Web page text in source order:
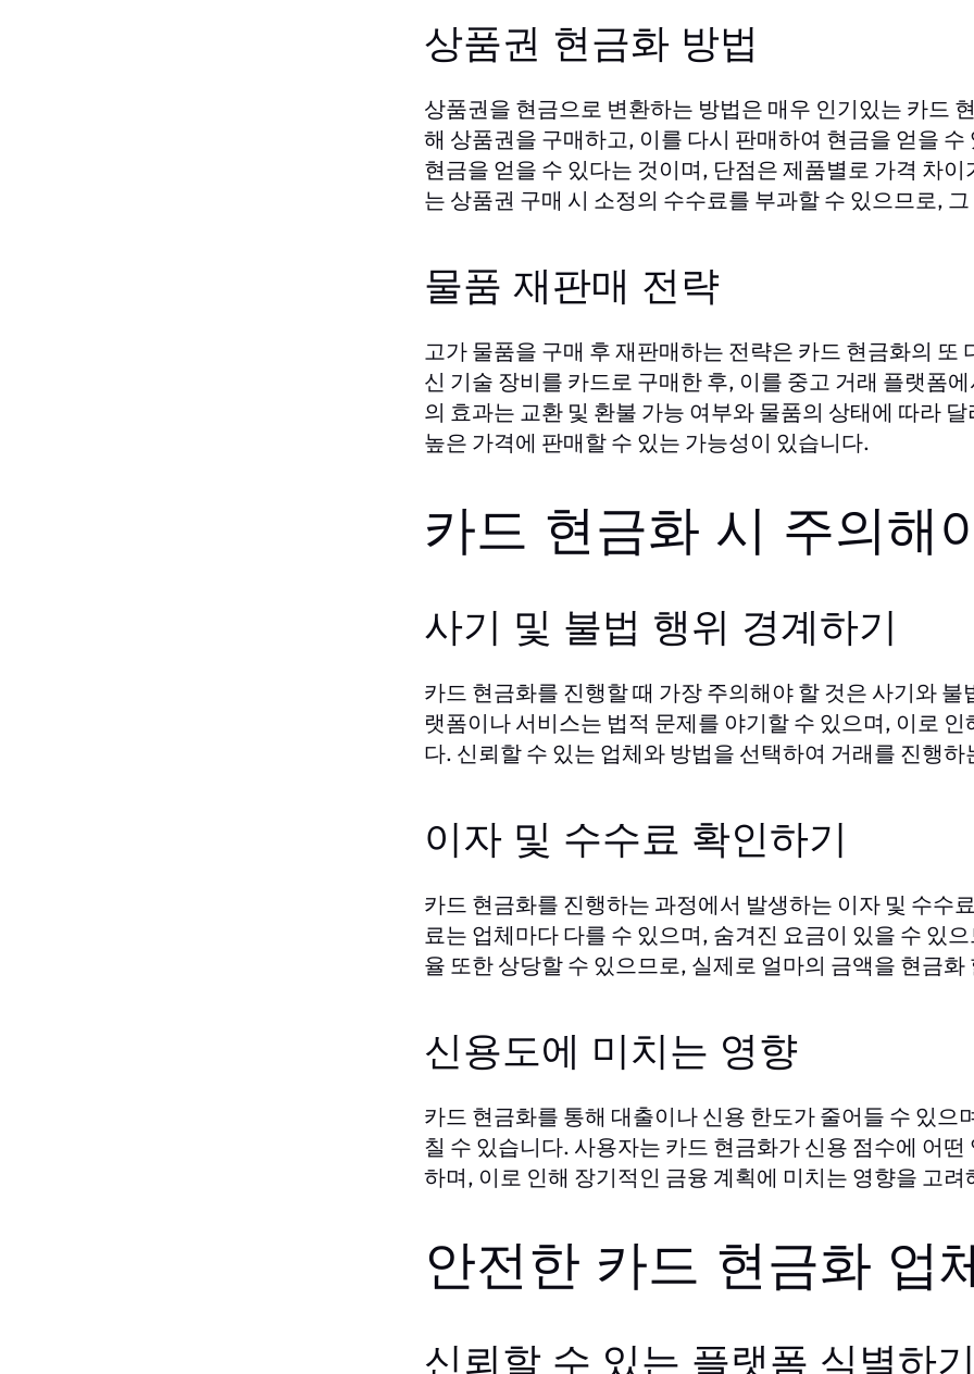
상품권 현금화 방법
상품권을 현금으로 변환하는 방법은 매우 인기있는 카드
해 상품권을 구매하고, 이를 다시 판매하여 현금을 얻을
현금을 얻을 수 있다는 것이며, 단점은 제품별로 가격 차
는 상품권 구매 시 소정의 수수료를 부과할 수 있으므로,
물품 재판매 전략
고가 물품을 구매 후 재판매하는 전략은 카드 현금화의
신 기술 장비를 카드로 구매한 후, 이를 중고 거래 플랫폼
의 효과는 교환 및 환불 가능 여부와 물품의 상태에 따라
높은 가격에 판매할 수 있는 가능성이 있습니다.
카드 현금화 시 주의해
사기 및 불법 행위 경계하기
카드 현금화를 진행할 때 가장 주의해야 할 것은 사기와
랫폼이나 서비스는 법적 문제를 야기할 수 있으며, 이로
다. 신뢰할 수 있는 업체와 방법을 선택하여 거래를 진행
이자 및 수수료 확인하기
카드 현금화를 진행하는 과정에서 발생하는 이자 및 수수
료는 업체마다 다를 수 있으며, 숨겨진 요금이 있을 수 있
율 또한 상당할 수 있으므로, 실제로 얼마의 금액을 현금
신용도에 미치는 영향
카드 현금화를 통해 대출이나 신용 한도가 줄어들 수 있
칠 수 있습니다. 사용자는 카드 현금화가 신용 점수에 어
하며, 이로 인해 장기적인 금융 계획에 미치는 영향을 고려
안전한 카드 현금화 업
신뢰할 수 있는 플랫폼 식별하